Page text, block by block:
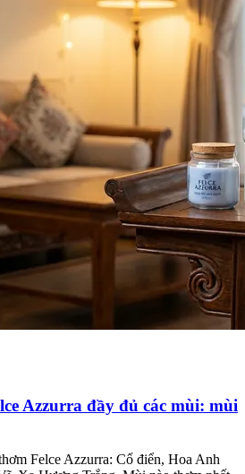
Azzurra đầy đủ các mùi: mùi
Felce Azzurra: Cổ điển, Hoa Anh